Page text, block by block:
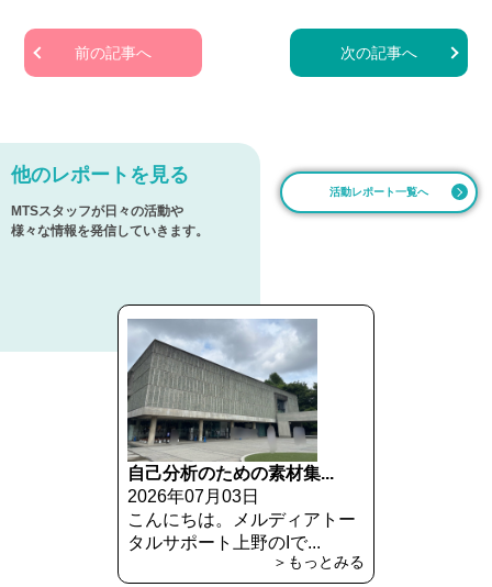
前の記事へ 次の記事へ
他のレポートを見る
MTSスタッフが日々の活動や
様々な情報を発信していきます。
活動レポート一覧へ
自己分析のための素材集...
2026年07月03日
こんにちは。メルディアトー
タルサポート上野のIで...
＞もっとみる